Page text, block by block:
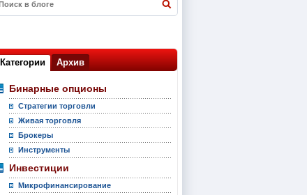
Категории Архив
Бинарные опционы
Стратегии торговли
Живая торговля
Брокеры
Инструменты
Инвестиции
Микрофинансирование